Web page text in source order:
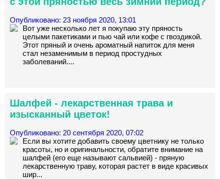
Опубликовано: 23 ноября 2020, 13:01
Вот уже несколько лет я покупаю эту пряность
целыми пакетиками и пью чай или кофе с гвоздикой.
Этот пряный и очень ароматный напиток для меня
стал незаменимым в период простудных
заболеваний....
Шалфей - лекарственная трава и
изысканный цветок!
Опубликовано: 20 сентября 2020, 07:02
Если вы хотите добавить своему цветнику не только
красоты, но и оригинальности, обратите внимание на
шалфей (его еще называют сальвией) - пряную
лекарственную траву, которая растет в виде красивых
шир...